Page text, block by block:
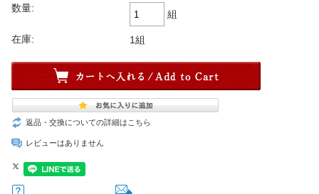
数量:
組
在庫: 1組
返品・交換についての詳細はこちら
レビューはありません